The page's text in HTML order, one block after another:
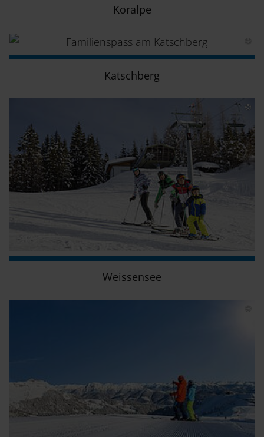
Koralpe
Katschberg
Weissensee